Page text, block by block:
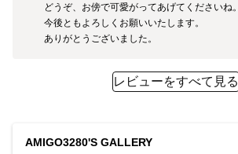
どうぞ、お傍で可愛がってあげてくださいね。
今後ともよろしくお願いいたします。
ありがとうございました。
レビューをすべて見る
AMIGO3280'S GALLERY